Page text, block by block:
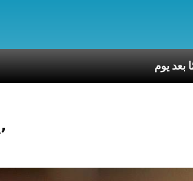
Posts Tagged ‘تحرش جنسي’